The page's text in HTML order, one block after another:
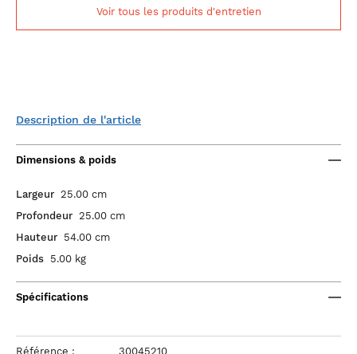
Voir tous les produits d'entretien
Description de l'article
Dimensions & poids
Largeur 25.00 cm
Profondeur 25.00 cm
Hauteur 54.00 cm
Poids 5.00 kg
Spécifications
Référence : 30045210